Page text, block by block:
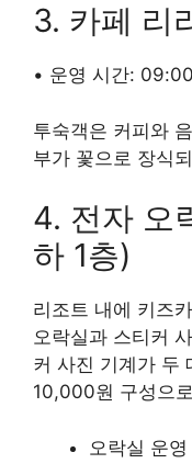
3. 카페 리
• 운영 시간:
투숙객은 커피와
부가 꽃으로 장식
4. 전자 오
하 1층)
리조트 내에 키즈
오락실과 스티커
커 사진 기계가 두
10,000원 구성으
오락실 운